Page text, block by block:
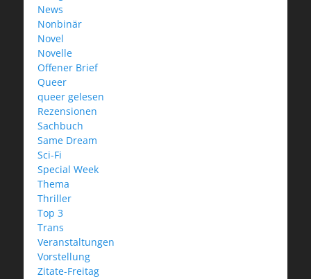
News
Nonbinär
Novel
Novelle
Offener Brief
Queer
queer gelesen
Rezensionen
Sachbuch
Same Dream
Sci-Fi
Special Week
Thema
Thriller
Top 3
Trans
Veranstaltungen
Vorstellung
Zitate-Freitag